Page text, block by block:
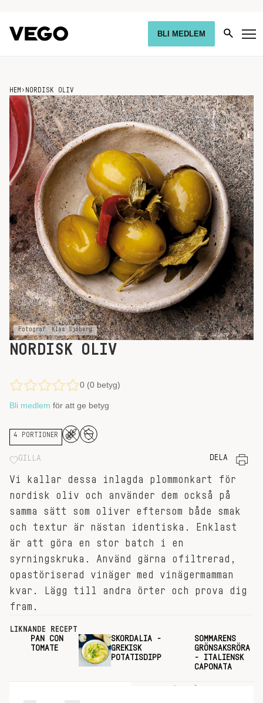
BLI MEDLEM
HEM › NORDISK OLIV
Fotograf: Klas Sjöberg
NORDISK OLIV
0 (0 betyg)
Bli medlem för att ge betyg
4 PORTIONER
GILLA DELA
Vi kallar dessa inlagda plommonkart för
nordisk oliv och använder dem också på
samma sätt som oliver eftersom både smak
och textur är nästan identiska. Enklast
är att göra en stor batch i en
syrningskruka. Använd gärna ofiltrerad,
opastöriserad vinäger med vinägermamman
kvar. Lägg till andra örter och prova dig
fram.
LIKNANDE RECEPT
PAN CON
TOMATE
SKORDALIA -
GREKISK
POTATISDIPP
SOMMARENS
GRÖNSAKSRÖRA
- ITALIENSK
CAPONATA